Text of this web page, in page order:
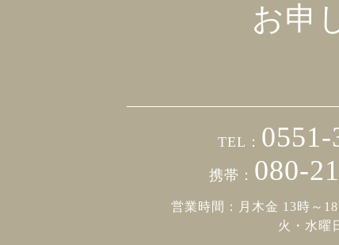
お申
TEL： 0551-
携帯： 080-
営業時間：月木金 13時～
火・水曜